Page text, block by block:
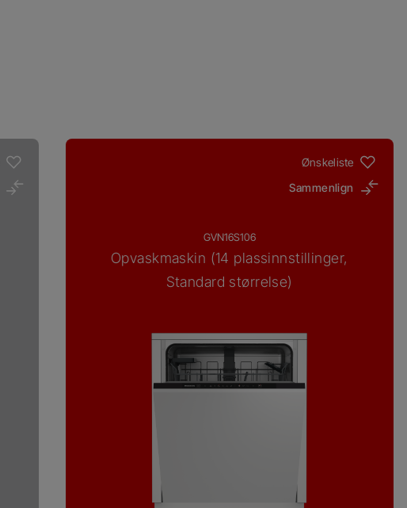
Ønskeliste
Sammenlign
GVN16S106
Opvaskmaskin (14 plassinnstillinger,
Standard størrelse)